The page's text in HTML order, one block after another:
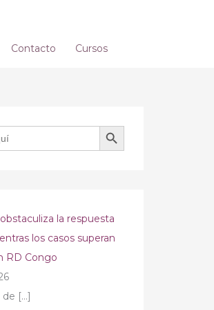
Contacto Cursos
BOTÓN DE BÚSQUEDA
la respuesta
los casos superan
RD Congo
de […]